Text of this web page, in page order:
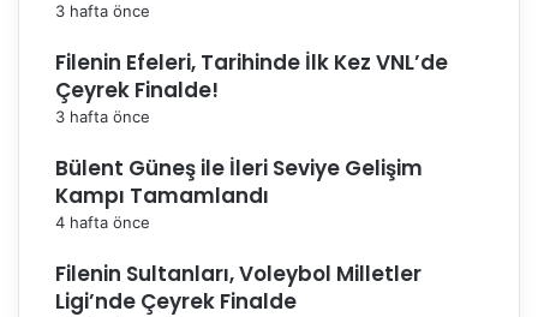
3 hafta önce
Filenin Efeleri, Tarihinde İlk Kez VNL’de
Çeyrek Finalde!
3 hafta önce
Bülent Güneş ile İleri Seviye Gelişim
Kampı Tamamlandı
4 hafta önce
Filenin Sultanları, Voleybol Milletler
Ligi’nde Çeyrek Finalde